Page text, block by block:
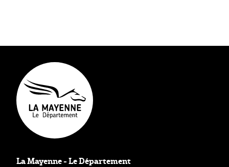
La Mayenne - Le Département